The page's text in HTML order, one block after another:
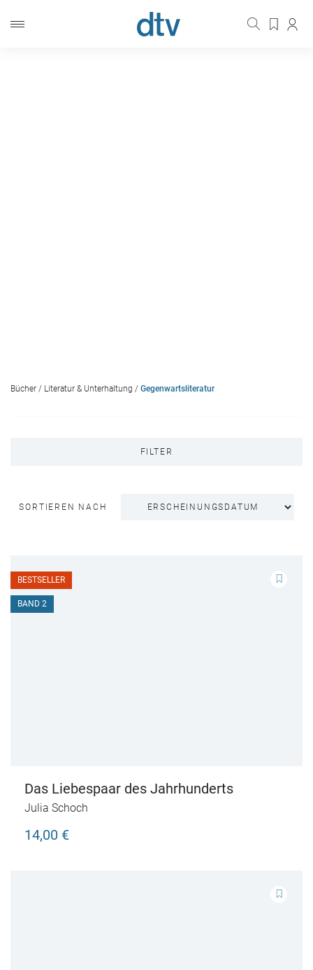
Bücher / Literatur & Unterhaltung / Gegenwartsliteratur
FILTER
SORTIEREN NACH
BESTSELLER
BAND 2
Das Liebespaar des Jahrhunderts
Julia Schoch
14,00 €